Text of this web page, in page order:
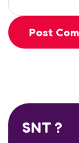
Post
SNT ?